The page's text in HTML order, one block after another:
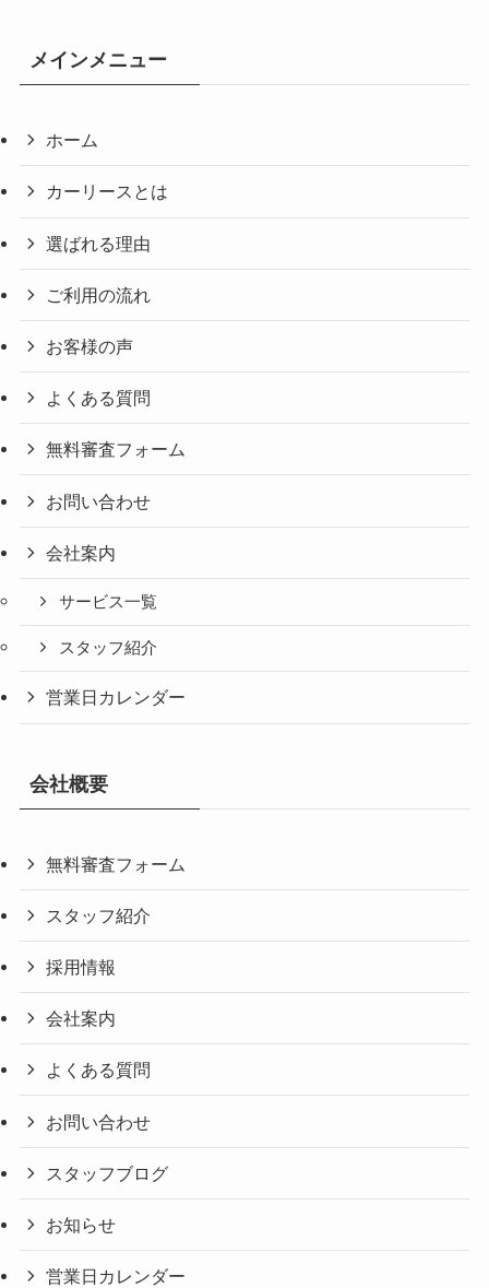
メインメニュー
ホーム
カーリースとは
選ばれる理由
ご利用の流れ
お客様の声
よくある質問
無料審査フォーム
お問い合わせ
会社案内
サービス一覧
スタッフ紹介
営業日カレンダー
会社概要
無料審査フォーム
スタッフ紹介
採用情報
会社案内
よくある質問
お問い合わせ
スタッフブログ
お知らせ
営業日カレンダー